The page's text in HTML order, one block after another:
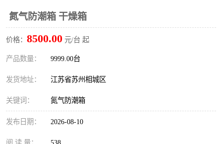
氮气防潮箱 干燥箱
价格： 8500.00 元/台 起
产品数量： 9999.00台
发货地址： 江苏省苏州相城区
关键词： 氮气防潮箱
发布日期： 2026-08-10